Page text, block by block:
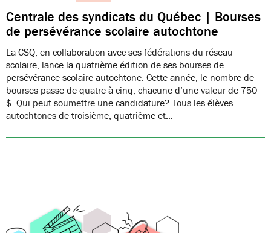
Centrale des syndicats du Québec | Bourses
de persévérance scolaire autochtone
La CSQ, en collaboration avec ses fédérations du réseau
scolaire, lance la quatrième édition de ses bourses de
persévérance scolaire autochtone. Cette année, le nombre de
bourses passe de quatre à cinq, chacune d’une valeur de 750
$. Qui peut soumettre une candidature? Tous les élèves
autochtones de troisième, quatrième et…